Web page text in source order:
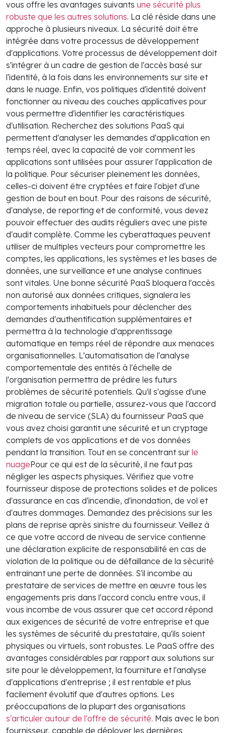
vous offre les avantages suivants une sécurité plus
robuste que les autres solutions. La clé réside dans une
approche à plusieurs niveaux. La sécurité doit être
intégrée dans votre processus de développement
d'applications. Votre processus de développement doit
s'intégrer à un cadre de gestion de l'accès basé sur
l'identité, à la fois dans les environnements sur site et
dans le nuage. Enfin, vos politiques d'identité doivent
fonctionner au niveau des couches applicatives pour
vous permettre d'identifier les caractéristiques
d'utilisation. Recherchez des solutions PaaS qui
permettent d'analyser les demandes d'application en
temps réel, avec la capacité de voir comment les
applications sont utilisées pour assurer l'application de
la politique. Pour sécuriser pleinement les données,
celles-ci doivent être cryptées et faire l'objet d'une
gestion de bout en bout. Pour des raisons de sécurité,
d'analyse, de reporting et de conformité, vous devez
pouvoir effectuer des audits réguliers avec une piste
d'audit complète. Comme les cyberattaques peuvent
utiliser de multiples vecteurs pour compromettre les
comptes, les applications, les systèmes et les bases de
données, une surveillance et une analyse continues
sont vitales. Une bonne sécurité PaaS bloquera l'accès
non autorisé aux données critiques, signalera les
comportements inhabituels pour déclencher des
demandes d'authentification supplémentaires et
permettra à la technologie d'apprentissage
automatique en temps réel de répondre aux menaces
organisationnelles. L'automatisation de l'analyse
comportementale des entités à l'échelle de
l'organisation permettra de prédire les futurs
problèmes de sécurité potentiels. Qu'il s'agisse d'une
migration totale ou partielle, assurez-vous que l'accord
de niveau de service (SLA) du fournisseur PaaS que
vous avez choisi garantit une sécurité et un cryptage
complets de vos applications et de vos données
pendant la transition. Tout en se concentrant sur le
nuagePour ce qui est de la sécurité, il ne faut pas
négliger les aspects physiques. Vérifiez que votre
fournisseur dispose de protections solides et de polices
d'assurance en cas d'incendie, d'inondation, de vol et
d'autres dommages. Demandez des précisions sur les
plans de reprise après sinistre du fournisseur. Veillez à
ce que votre accord de niveau de service contienne
une déclaration explicite de responsabilité en cas de
violation de la politique ou de défaillance de la sécurité
entraînant une perte de données. S'il incombe au
prestataire de services de mettre en œuvre tous les
engagements pris dans l'accord conclu entre vous, il
vous incombe de vous assurer que cet accord répond
aux exigences de sécurité de votre entreprise et que
les systèmes de sécurité du prestataire, qu'ils soient
physiques ou virtuels, sont robustes. Le PaaS offre des
avantages considérables par rapport aux solutions sur
site pour le développement, la fourniture et l'analyse
d'applications d'entreprise ; il est rentable et plus
facilement évolutif que d'autres options. Les
préoccupations de la plupart des organisations
s'articuler autour de l'offre de sécurité. Mais avec le bon
fournisseur, capable de déployer les dernières